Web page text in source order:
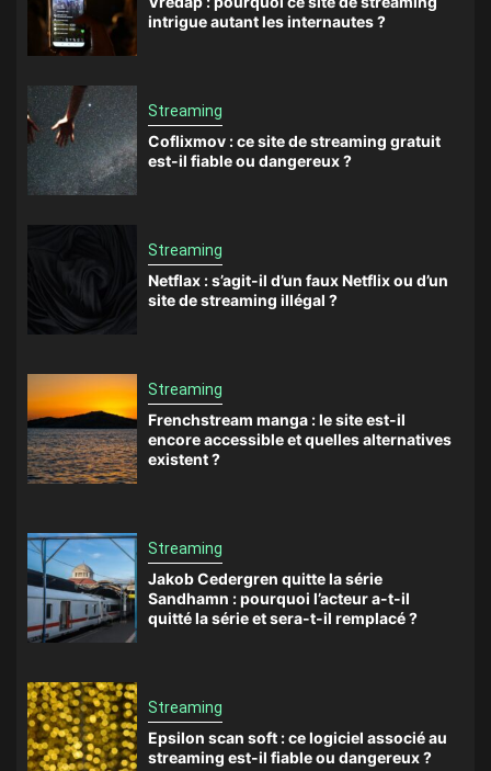
intrigue autant les internautes ?
Streaming
Coflixmov : ce site de streaming gratuit
est-il fiable ou dangereux ?
Streaming
Netflax : s’agit-il d’un faux Netflix ou d’un
site de streaming illégal ?
Streaming
Frenchstream manga : le site est-il
encore accessible et quelles alternatives
existent ?
Streaming
Jakob Cedergren quitte la série
Sandhamn : pourquoi l’acteur a-t-il
quitté la série et sera-t-il remplacé ?
Streaming
Epsilon scan soft : ce logiciel associé au
streaming est-il fiable ou dangereux ?